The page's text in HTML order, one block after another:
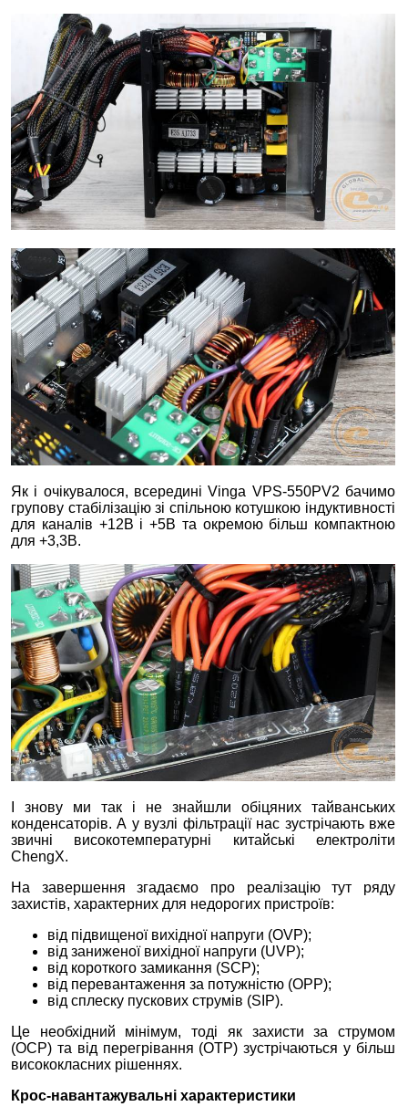
Як і очікувалося, всередині Vinga VPS-550PV2 бачимо
групову стабілізацію зі спільною котушкою індуктивності
для каналів +12В і +5В та окремою більш компактною
для +3,3В.
І знову ми так і не знайшли обіцяних тайванських
конденсаторів. А у вузлі фільтрації нас зустрічають вже
звичні високотемпературні китайські електроліти
ChengX.
На завершення згадаємо про реалізацію тут ряду
захистів, характерних для недорогих пристроїв:
від підвищеної вихідної напруги (OVP);
від заниженої вихідної напруги (UVP);
від короткого замикання (SCP);
від перевантаження за потужністю (OPP);
від сплеску пускових струмів (SIP).
Це необхідний мінімум, тоді як захисти за струмом
(OCP) та від перегрівання (OTP) зустрічаються у більш
висококласних рішеннях.
Крос-навантажувальні характеристики